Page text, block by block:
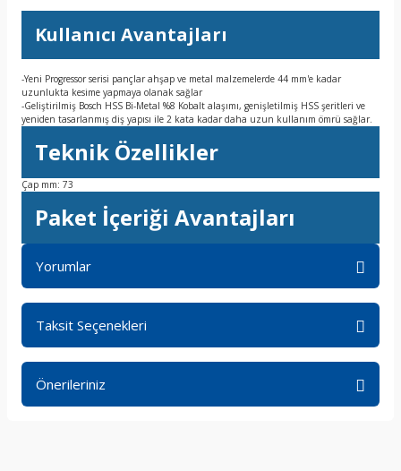
Kullanıcı Avantajları
-Yeni Progressor serisi pançlar ahşap ve metal malzemelerde 44 mm'e kadar
uzunlukta kesime yapmaya olanak sağlar
-Geliştirilmiş Bosch HSS Bi-Metal %8 Kobalt alaşımı, genişletilmiş HSS şeritleri ve
yeniden tasarlanmış diş yapısı ile 2 kata kadar daha uzun kullanım ömrü sağlar.
Teknik Özellikler
Çap mm: 73
Paket İçeriği Avantajları
Yorumlar
Taksit Seçenekleri
Önerileriniz